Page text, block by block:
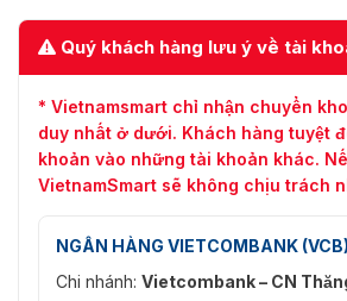
Quý khách hàng lưu ý về tài
* Vietnamsmart chỉ nhận chuyển
duy nhất ở dưới. Khách hàng tuyệt
khoản vào những tài khoản khác.
VietnamSmart sẽ không chịu trách
NGÂN HÀNG VIETCOMBANK (VCB)
Chi nhánh: Vietcombank – CN